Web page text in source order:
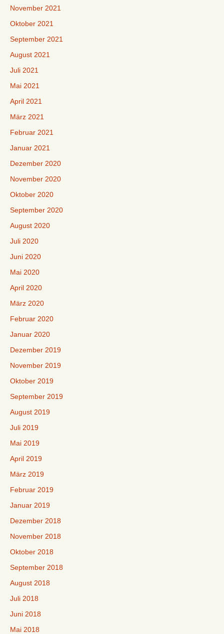
November 2021
Oktober 2021
September 2021
August 2021
Juli 2021
Mai 2021
April 2021
März 2021
Februar 2021
Januar 2021
Dezember 2020
November 2020
Oktober 2020
September 2020
August 2020
Juli 2020
Juni 2020
Mai 2020
April 2020
März 2020
Februar 2020
Januar 2020
Dezember 2019
November 2019
Oktober 2019
September 2019
August 2019
Juli 2019
Mai 2019
April 2019
März 2019
Februar 2019
Januar 2019
Dezember 2018
November 2018
Oktober 2018
September 2018
August 2018
Juli 2018
Juni 2018
Mai 2018